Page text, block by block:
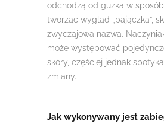
odchodzą od guzka w
tworząc wygląd „pajączka”,
zwyczajowa nazwa.
może występować
skóry, częściej jednak
zmiany.
Jak wykonywany jest